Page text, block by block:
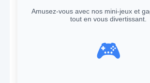
Amusez-vous avec nos mini-jeux et
tout en vous divertissant.
🎮